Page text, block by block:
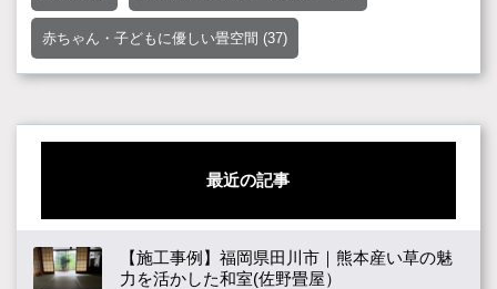
赤ちゃん・子どもに優しい畳空間 (37)
最近の記事
【施工事例】福岡県田川市｜熊本産い草の魅
力を活かした和室(佐野畳屋）